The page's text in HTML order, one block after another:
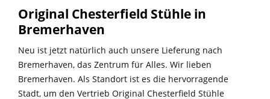
Original Chesterfield Stühle in
Bremerhaven
Neu ist jetzt natürlich auch unsere Lieferung nach
Bremerhaven, das Zentrum für Alles. Wir lieben
Bremerhaven. Als Standort ist es die hervorragende
Stadt, um den Vertrieb Original Chesterfield Stühle